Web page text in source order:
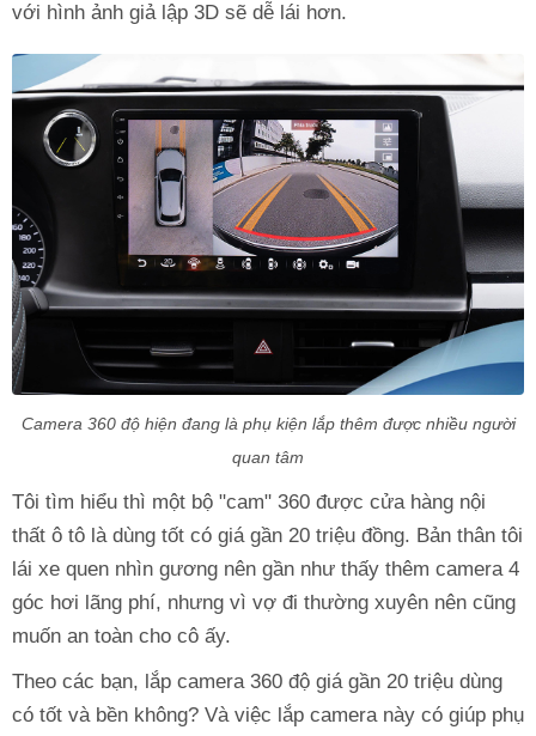
với hình ảnh giả lập 3D sẽ dễ lái hơn.
Camera 360 độ hiện đang là phụ kiện lắp thêm được nhiều người
quan tâm
Tôi tìm hiểu thì một bộ "cam" 360 được cửa hàng nội
thất ô tô là dùng tốt có giá gần 20 triệu đồng. Bản thân tôi
lái xe quen nhìn gương nên gần như thấy thêm camera 4
góc hơi lãng phí, nhưng vì vợ đi thường xuyên nên cũng
muốn an toàn cho cô ấy.
Theo các bạn, lắp camera 360 độ giá gần 20 triệu dùng
có tốt và bền không? Và việc lắp camera này có giúp phụ